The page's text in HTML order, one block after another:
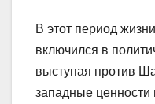
В этот период
включился в
выступая против
западные